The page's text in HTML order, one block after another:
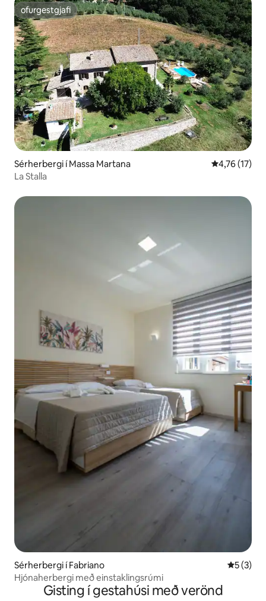
ofurgestgjafi
ofurgestgjafi
Sérherbergi í Massa Martana 4,76 af 5 í
4,76 (17)
La Stalla
Sérherbergi í Fabriano 5 af 5 í
5 (3)
Hjónaherbergi með einstaklingsrúmi
Gisting í gestahúsi með verönd